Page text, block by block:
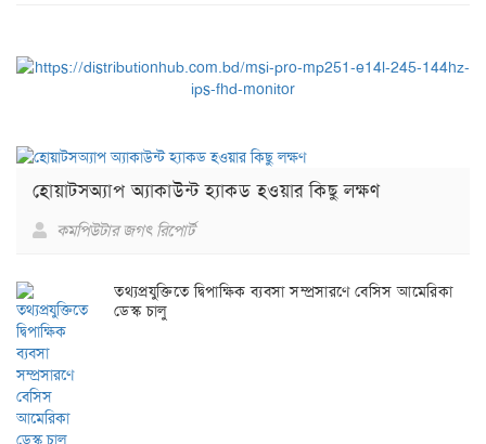
হোয়াটসঅ্যাপ অ্যাকাউন্ট হ্যাকড হওয়ার কিছু লক্ষণ
কমপিউটার জগৎ রিপোর্ট
তথ্যপ্রযুক্তিতে দ্বিপাক্ষিক ব্যবসা সম্প্রসারণে বেসিস আমেরিকা
ডেস্ক চালু